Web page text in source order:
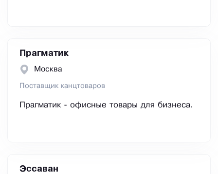
Прагматик
Москва
Поставщик канцтоваров
Прагматик - офисные товары для бизнеса.
Эссаван